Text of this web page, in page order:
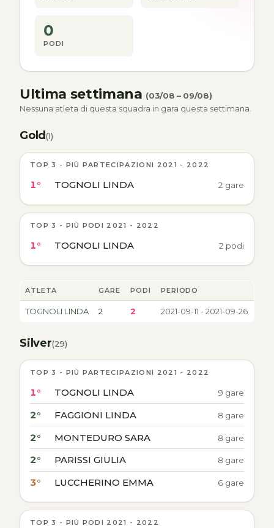
0
PODI
Ultima settimana (03/08 – 09/08)
Nessuna atleta di questa squadra in gara questa settimana.
Gold(1)
TOP 3 - PIÙ PARTECIPAZIONI 2021 - 2022
1° TOGNOLI LINDA 2 gare
TOP 3 - PIÙ PODI 2021 - 2022
1° TOGNOLI LINDA 2 podi
ATLETA GARE PODI PERIODO
TOGNOLI LINDA 2 2 2021-09-11 - 2021-09-26
Silver(29)
TOP 3 - PIÙ PARTECIPAZIONI 2021 - 2022
1° TOGNOLI LINDA 9 gare
2° FAGGIONI LINDA 8 gare
2° MONTEDURO SARA 8 gare
2° PARISSI GIULIA 8 gare
3° LUCCHERINO EMMA 6 gare
TOP 3 - PIÙ PODI 2021 - 2022